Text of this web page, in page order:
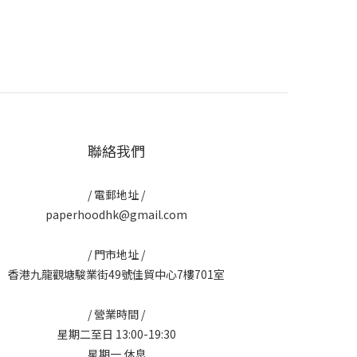
聯絡我們
/ 電郵地址 /
paperhoodhk@gmail.com
/ 門市地址 /
香港九龍觀塘駿業街49號佳貿中心7樓701室
/ 營業時間 /
星期二至日 13:00-19:30
星期一 休息